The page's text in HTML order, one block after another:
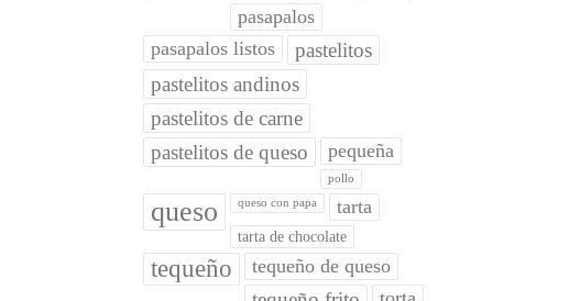
pasapalos
pasapalos listos
pastelitos
pastelitos andinos
pastelitos de carne
pastelitos de queso
pequeña
pollo
queso queso con papa tarta
tarta de chocolate
tequeño tequeño de queso